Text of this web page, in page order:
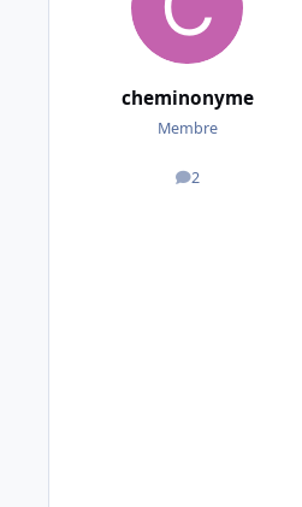
cheminonyme
Membre
2
messages